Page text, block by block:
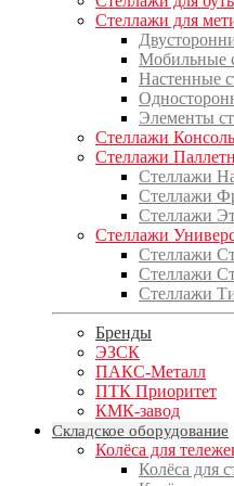
Стеллажи для
Мобильные
Настенные
Элементы
Стеллажи
Стеллажи
Стеллажи
Стеллажи
Стеллажи
Стеллажи
Стеллажи
Стеллажи
Стеллажи
Бренды
ЭЗСК
ПАКС-Металл
ПТК Приоритет
КМК-завод
Складское оборудование
Колёса для
Колёса для